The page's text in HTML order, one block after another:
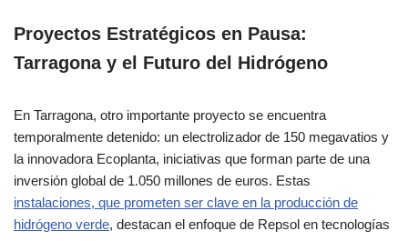
Proyectos Estratégicos en Pausa:
Tarragona y el Futuro del Hidrógeno
En Tarragona, otro importante proyecto se encuentra
temporalmente detenido: un electrolizador de 150 megavatios y
la innovadora Ecoplanta, iniciativas que forman parte de una
inversión global de 1.050 millones de euros. Estas
instalaciones, que prometen ser clave en la producción de
hidrógeno verde, destacan el enfoque de Repsol en tecnologías